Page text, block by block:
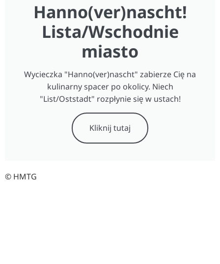
Hanno(ver)nascht!
Lista/Wschodnie
miasto
Wycieczka "Hanno(ver)nascht" zabierze Cię na
kulinarny spacer po okolicy. Niech
"List/Oststadt" rozpłynie się w ustach!
Kliknij tutaj
© HMTG